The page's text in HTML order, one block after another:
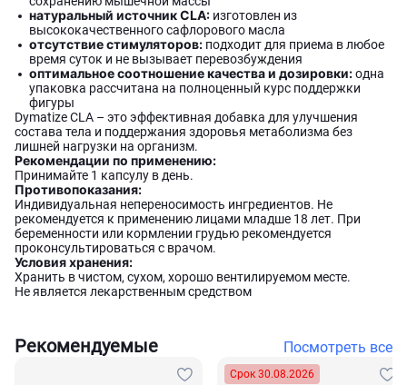
натуральный источник CLA: изготовлен из
высококачественного сафлорового масла
отсутствие стимуляторов: подходит для приема в любое
время суток и не вызывает перевозбуждения
оптимальное соотношение качества и дозировки:одна
упаковка рассчитана на полноценный курс поддержки
фигуры
Dymatize CLA – это эффективная добавка для улучшения
состава тела и поддержания здоровья метаболизма без
лишней нагрузки на организм.
Рекомендации по применению:
Принимайте 1 капсулу в день.
Противопоказания:
Индивидуальная непереносимость ингредиентов. Не
рекомендуется к применению лицами младше 18 лет. При
беременности или кормлении грудью рекомендуется
проконсультироваться с врачом.
Условия хранения:
Хранить в чистом, сухом, хорошо вентилируемом месте.
Не является лекарственным средством
Рекомендуемые Посмотреть все
Срок 30.08.2026